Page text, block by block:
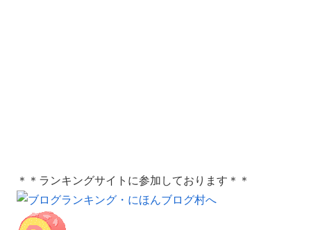
＊＊ランキングサイトに参加しております＊＊